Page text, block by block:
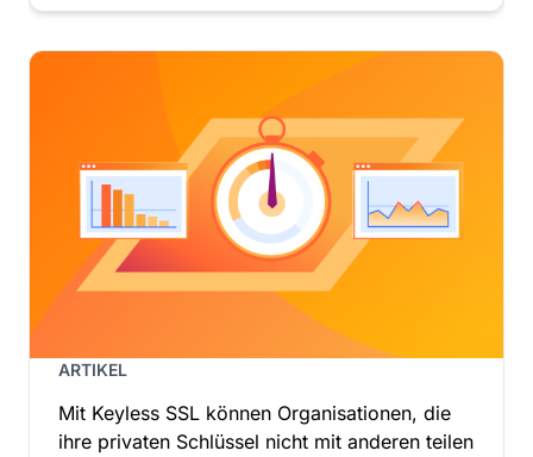
San Marino
Senegal
Serbien
Seychellen
Sierra Leone
Simbabwe
Singapur
Slowakische Republik
Slowenien
Spanien
Sri Lanka
ARTIKEL
Mit Keyless SSL können Organisationen, die
ihre privaten Schlüssel nicht mit anderen teilen